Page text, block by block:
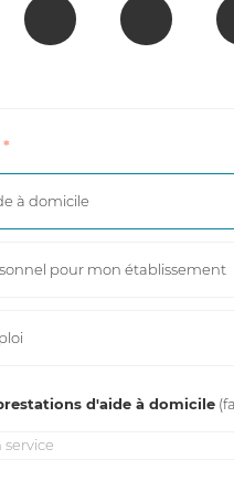
à domicile
pour mon établissement
d'aide à domicile
service